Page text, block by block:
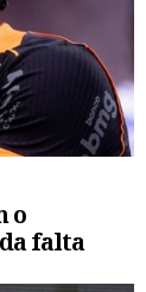
o
falta